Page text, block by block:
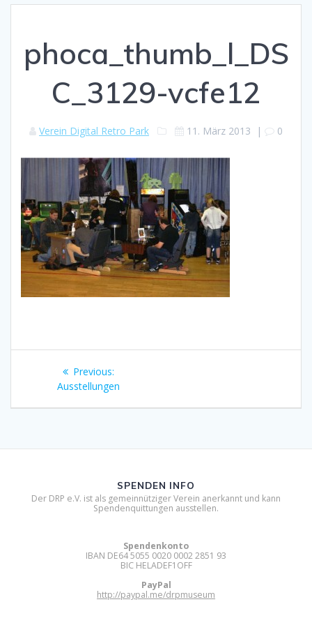
phoca_thumb_l_DS
C_3129-vcfe12
Verein Digital Retro Park 11. März 2013 | 0
Beitragsnavigation
Previous:Previous
post:
Ausstellungen
SPENDEN INFO
Der DRP e.V. ist als gemeinnütziger Verein anerkannt und kann
Spendenquittungen ausstellen.
Spendenkonto
IBAN DE64 5055 0020 0002 2851 93
BIC HELADEF1OFF
PayPal
http://paypal.me/drpmuseum